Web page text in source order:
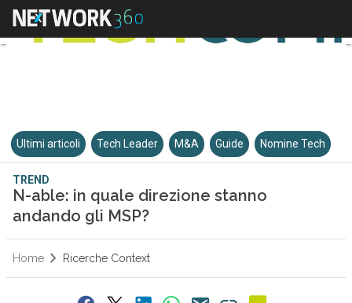
Ultimi articoli Tech Leader M&A Guide Nomine Tech
TREND
N-able: in quale direzione stanno
andando gli MSP?
Home Ricerche Context